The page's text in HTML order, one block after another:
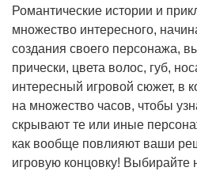
Романтические истории и
множество интересного,
создания своего персонажа,
прически, цвета волос, губ,
интересный игровой сюжет, в
на множество часов, чтобы
скрывают те или иные
как вообще повлияют ваши
игровую концовку!